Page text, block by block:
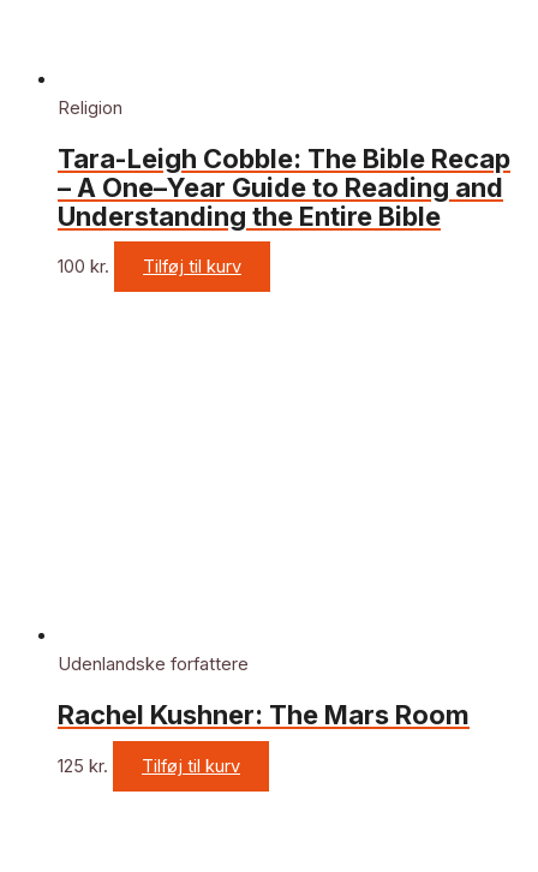
Religion
Tara-Leigh Cobble: The Bible Recap
– A One–Year Guide to Reading and
Understanding the Entire Bible
100 kr. Tilføj til kurv
Udenlandske forfattere
Rachel Kushner: The Mars Room
125 kr. Tilføj til kurv